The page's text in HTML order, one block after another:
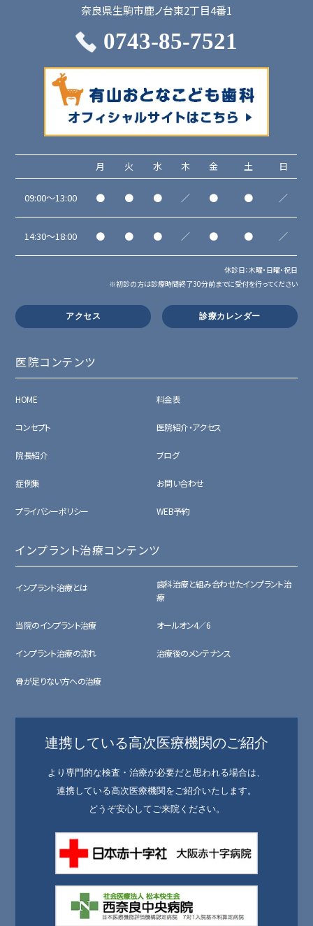
奈良県生駒市鹿ノ台東2丁目4番1
0743-85-7521
月 火 水 木 金 土 日
09:00～13:00 ● ● ● ／ ● ● ／
14:30～18:00 ● ● ● ／ ● ● ／
休診日：木曜・日曜・祝日
※初診の方は診療時間終了30分前までに受付を行ってください
アクセス 診療カレンダー
医院コンテンツ
HOME 料金表
コンセプト 医院紹介・アクセス
院長紹介 ブログ
症例集 お問い合わせ
プライバシーポリシー WEB予約
インプラント治療コンテンツ
インプラント治療とは
歯科治療と組み合わせたインプラント治
療
当院のインプラント治療 オールオン4／6
インプラント治療の流れ 治療後のメンテナンス
骨が足りない方への治療
連携している高次医療機関のご紹介
より専門的な検査・治療が必要だと思われる場合は、
連携している高次医療機関をご紹介いたします。
どうぞ安心してご来院ください。